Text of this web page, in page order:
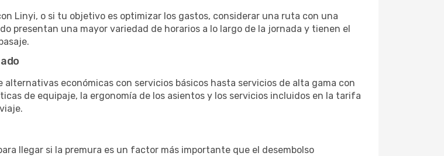
Linyi, o si tu objetivo es optimizar los gastos, considerar una ruta con una
presentan una mayor variedad de horarios a lo largo de la jornada y tienen el
económicas con servicios básicos hasta servicios de alta gama con
de equipaje, la ergonomía de los asientos y los servicios incluidos en la tarifa
llegar si la premura es un factor más importante que el desembolso